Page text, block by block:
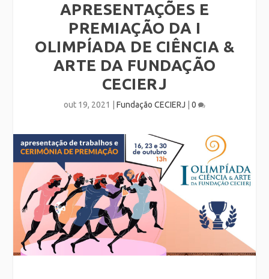
APRESENTAÇÕES E
PREMIAÇÃO DA I
OLIMPÍADA DE CIÊNCIA &
ARTE DA FUNDAÇÃO
CECIERJ
out 19, 2021 Fundação CECIERJ 0